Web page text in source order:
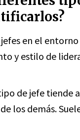
en el
y estilo de
de jefe tiende
los demás.